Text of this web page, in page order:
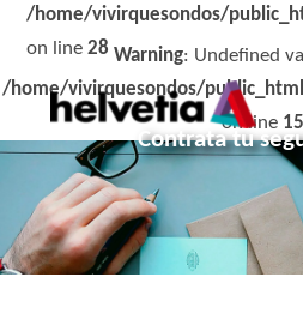
/home/vivirquesondos/
on line28 Warning: Undefined
/home/vivirquesondos/
on line
Contrata tu